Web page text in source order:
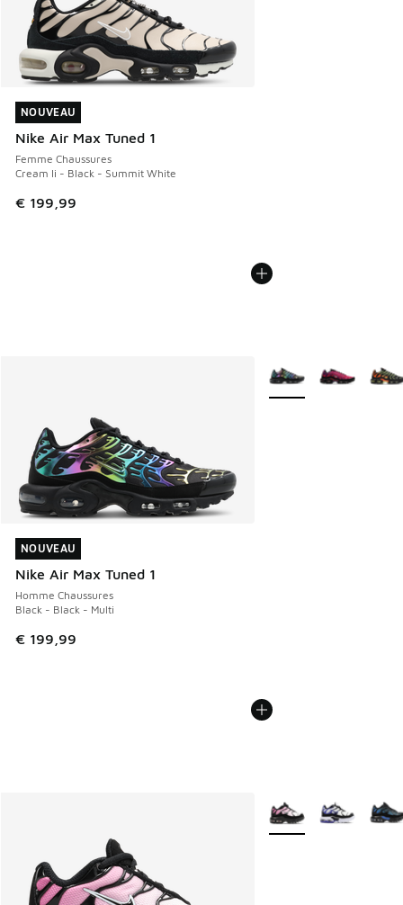
NOUVEAU
Nike Air Max Tuned 1
Femme Chaussures
Cream Ii - Black - Summit White
€ 199,99
NOUVEAU
NOUVEAU
Nike Air Max Tuned 1
Homme Chaussures
Black - Black - Multi
€ 199,99
NOUVEAU
Plus de couleurs
Plus de couleurs